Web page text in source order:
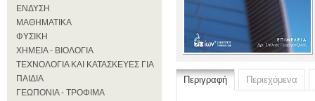
ΕΝΔΥΣΗ
ΜΑΘΗΜΑΤΙΚΑ
ΦΥΣΙΚΗ
ΧΗΜΕΙΑ - ΒΙΟΛΟΓΙΑ
ΤΕΧΝΟΛΟΓΙΑ ΚΑΙ ΚΑΤΑΣΚΕΥΕΣ ΓΙΑ
ΠΑΙΔΙΑ
ΓΕΩΠΟΝΙΑ - ΤΡΟΦΙΜΑ
Περιγραφή Περιεχόμενα